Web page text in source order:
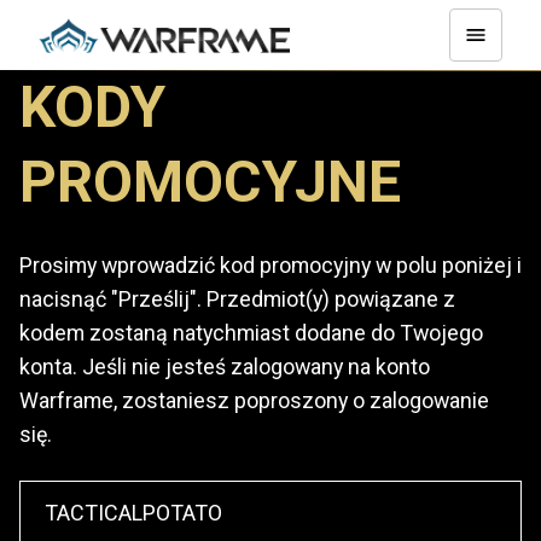
KODY
PROMOCYJNE
Prosimy wprowadzić kod promocyjny w polu poniżej i
nacisnąć "Prześlij". Przedmiot(y) powiązane z
kodem zostaną natychmiast dodane do Twojego
konta. Jeśli nie jesteś zalogowany na konto
Warframe, zostaniesz poproszony o zalogowanie
się.